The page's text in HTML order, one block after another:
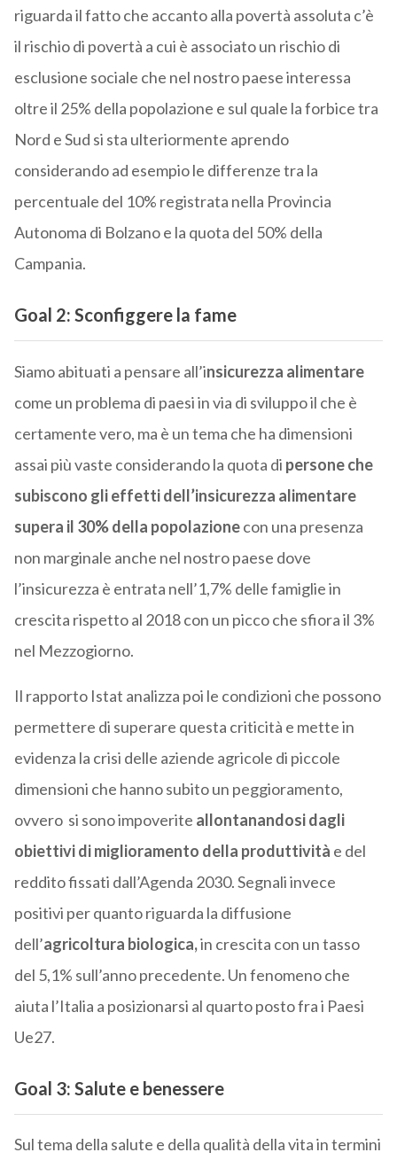
riguarda il fatto che accanto alla povertà assoluta c’è
il rischio di povertà a cui è associato un rischio di
esclusione sociale che nel nostro paese interessa
oltre il 25% della popolazione e sul quale la forbice tra
Nord e Sud si sta ulteriormente aprendo
considerando ad esempio le differenze tra la
percentuale del 10% registrata nella Provincia
Autonoma di Bolzano e la quota del 50% della
Campania.
Goal 2: Sconfiggere la fame
Siamo abituati a pensare all’insicurezza alimentare
come un problema di paesi in via di sviluppo il che è
certamente vero, ma è un tema che ha dimensioni
assai più vaste considerando la quota di persone che
subiscono gli effetti dell’insicurezza alimentare
supera il 30% della popolazionecon una presenza
non marginale anche nel nostro paese dove
l’insicurezza è entrata nell’1,7% delle famiglie in
crescita rispetto al 2018 con un picco che sfiora il 3%
nel Mezzogiorno.
Il rapporto Istat analizza poi le condizioni che possono
permettere di superare questa criticità e mette in
evidenza la crisi delle aziende agricole di piccole
dimensioni che hanno subito un peggioramento,
ovvero si sono impoverite allontanandosi dagli
obiettivi di miglioramento della produttività e del
reddito fissati dall’Agenda 2030. Segnali invece
positivi per quanto riguarda la diffusione
dell’agricoltura biologica,in crescita con un tasso
del 5,1% sull’anno precedente. Un fenomeno che
aiuta l’Italia a posizionarsi al quarto posto fra i Paesi
Ue27.
Goal 3: Salute e benessere
Sul tema della salute e della qualità della vita in termini